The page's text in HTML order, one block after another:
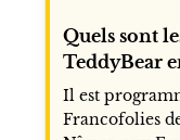
Quels sont
TeddyBear
Il est
Francofolies